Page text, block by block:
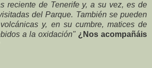
reciente de Tenerife y, a su vez, es de
del Parque. También se pueden
y, en su cumbre, matices de
a la oxidación" ¿Nos acompañáis